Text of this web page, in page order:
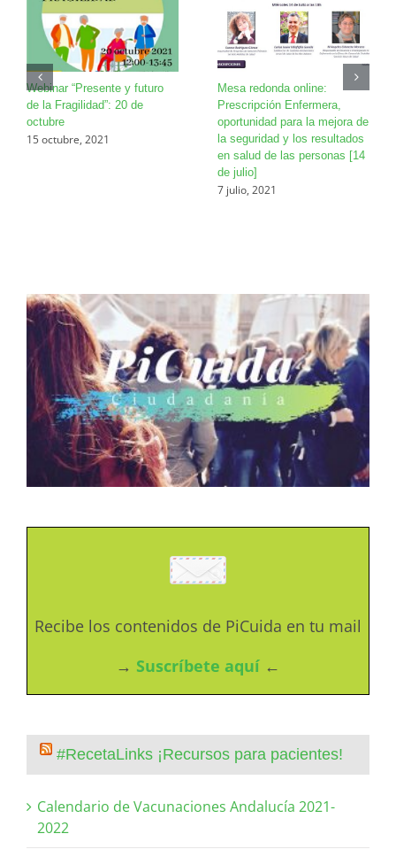
Webinar “Presente y futuro
de la Fragilidad”: 20 de
octubre
15 octubre, 2021
Mesa redonda online:
Prescripción Enfermera,
oportunidad para la mejora de
la seguridad y los resultados
en salud de las personas [14
de julio]
7 julio, 2021
Recibe los contenidos de PiCuida en tu mail
→ Suscríbete aquí ←
#RecetaLinks ¡Recursos para pacientes!
Calendario de Vacunaciones Andalucía 2021-
2022